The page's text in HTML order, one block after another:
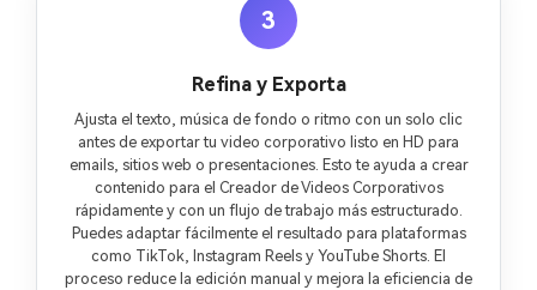
3
Refina y Exporta
Ajusta el texto, música de fondo o ritmo con un solo clic
antes de exportar tu video corporativo listo en HD para
emails, sitios web o presentaciones. Esto te ayuda a crear
contenido para el Creador de Videos Corporativos
rápidamente y con un flujo de trabajo más estructurado.
Puedes adaptar fácilmente el resultado para plataformas
como TikTok, Instagram Reels y YouTube Shorts. El
proceso reduce la edición manual y mejora la eficiencia de